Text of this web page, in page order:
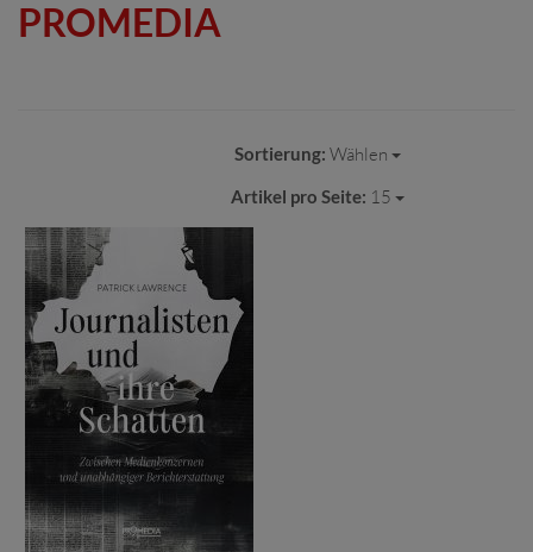
PROMEDIA
Sortierung: Wählen
Artikel pro Seite: 15